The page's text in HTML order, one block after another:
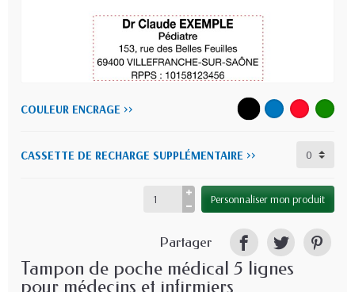
COULEUR ENCRAGE >>
CASSETTE DE RECHARGE SUPPLÉMENTAIRE >>
Personnaliser mon produit
Partager
Tampon de poche médical 5 lignes
pour médecins et infirmiers